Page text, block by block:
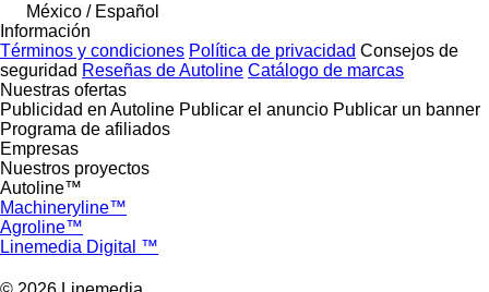
México / Español
Información
Términos y condiciones Política de privacidad Consejos de
seguridad Reseñas de Autoline Catálogo de marcas
Nuestras ofertas
Publicidad en Autoline Publicar el anuncio Publicar un banner
Programa de afiliados
Empresas
Nuestros proyectos
Autoline™
Machineryline™
Agroline™
Linemedia Digital ™